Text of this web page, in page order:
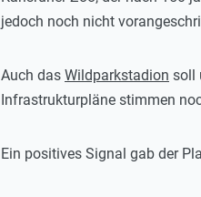
jedoch noch nicht
Auch das Wildparkstadion soll
Infrastrukturpläne stimmen
Ein positives Signal gab der